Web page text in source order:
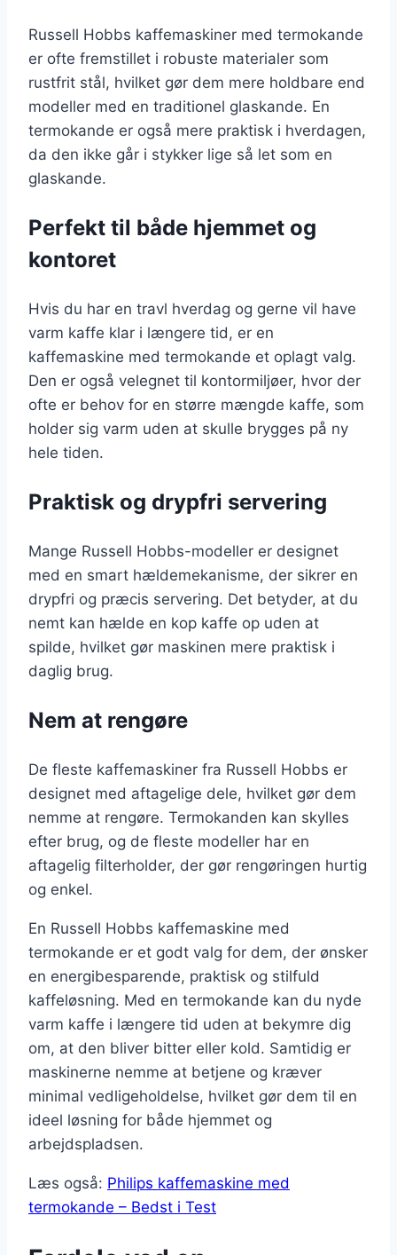
Russell Hobbs kaffemaskiner med termokande
er ofte fremstillet i robuste materialer som
rustfrit stål, hvilket gør dem mere holdbare end
modeller med en traditionel glaskande. En
termokande er også mere praktisk i hverdagen,
da den ikke går i stykker lige så let som en
glaskande.
Perfekt til både hjemmet og
kontoret
Hvis du har en travl hverdag og gerne vil have
varm kaffe klar i længere tid, er en
kaffemaskine med termokande et oplagt valg.
Den er også velegnet til kontormiljøer, hvor der
ofte er behov for en større mængde kaffe, som
holder sig varm uden at skulle brygges på ny
hele tiden.
Praktisk og drypfri servering
Mange Russell Hobbs-modeller er designet
med en smart hældemekanisme, der sikrer en
drypfri og præcis servering. Det betyder, at du
nemt kan hælde en kop kaffe op uden at
spilde, hvilket gør maskinen mere praktisk i
daglig brug.
Nem at rengøre
De fleste kaffemaskiner fra Russell Hobbs er
designet med aftagelige dele, hvilket gør dem
nemme at rengøre. Termokanden kan skylles
efter brug, og de fleste modeller har en
aftagelig filterholder, der gør rengøringen hurtig
og enkel.
En Russell Hobbs kaffemaskine med
termokande er et godt valg for dem, der ønsker
en energibesparende, praktisk og stilfuld
kaffeløsning. Med en termokande kan du nyde
varm kaffe i længere tid uden at bekymre dig
om, at den bliver bitter eller kold. Samtidig er
maskinerne nemme at betjene og kræver
minimal vedligeholdelse, hvilket gør dem til en
ideel løsning for både hjemmet og
arbejdspladsen.
Læs også: Philips kaffemaskine med
termokande – Bedst i Test